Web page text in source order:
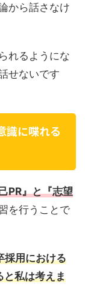
から話さなけ
れるようにな
せないです
識に喋れる
PR』と『志望
を行うことで
採用における
と私は考えま